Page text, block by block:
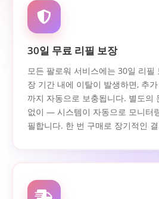
30일 무료 리필 보장
모든 팔로워 서비스에는 30일 리필
장 기간 내에 이탈이 발생하면, 추
까지 자동으로 보충됩니다. 별도의
없이 — 시스템이 자동으로 모니터
필합니다. 한 번 구매로 장기적인